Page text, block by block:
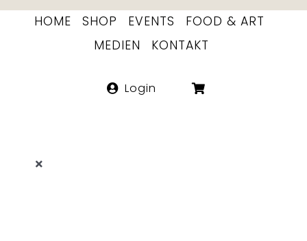
Skip
HOME SHOP EVENTS
FOOD & ART
MEDIEN
KONTAKT
Login
Toggle